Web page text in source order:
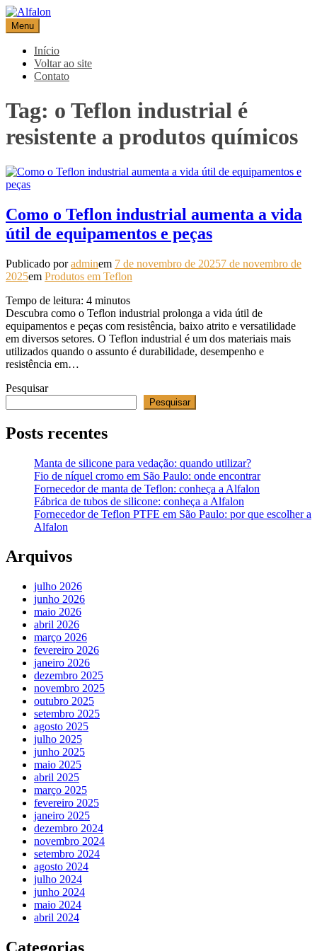
Pular
para
o
conteúdo
Alfalon
comércio e serviços pertinentes aos produtos de embalagens
Menu
Início
Voltar ao site
Contato
Tag: o Teflon industrial é
resistente a produtos químicos
Como o Teflon industrial aumenta a vida
útil de equipamentos e peças
Publicado poradminem 7 de novembro de 20257 de novembro de
2025em Produtos em Teflon
Tempo de leitura: 4 minutos
Descubra como o Teflon industrial prolonga a vida útil de
equipamentos e peças com resistência, baixo atrito e versatilidade
em diversos setores. O Teflon industrial é um dos materiais mais
utilizados quando o assunto é durabilidade, desempenho e
resistência em…
Pesquisar
Pesquisar
Posts recentes
Manta de silicone para vedação: quando utilizar?
Fio de níquel cromo em São Paulo: onde encontrar
Fornecedor de manta de Teflon: conheça a Alfalon
Fábrica de tubos de silicone: conheça a Alfalon
Fornecedor de Teflon PTFE em São Paulo: por que escolher a
Alfalon
Arquivos
julho 2026
junho 2026
maio 2026
abril 2026
março 2026
fevereiro 2026
janeiro 2026
dezembro 2025
novembro 2025
outubro 2025
setembro 2025
agosto 2025
julho 2025
junho 2025
maio 2025
abril 2025
março 2025
fevereiro 2025
janeiro 2025
dezembro 2024
novembro 2024
setembro 2024
agosto 2024
julho 2024
junho 2024
maio 2024
abril 2024